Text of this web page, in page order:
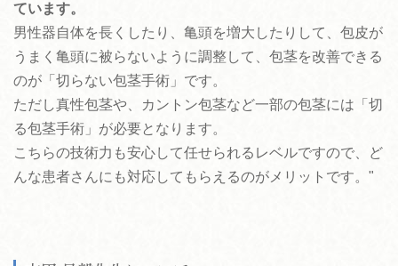
ています。
男性器自体を長くしたり、亀頭を増大したりして、包皮が
うまく亀頭に被らないように調整して、包茎を改善できる
のが「切らない包茎手術」です。
ただし真性包茎や、カントン包茎など一部の包茎には「切
る包茎手術」が必要となります。
こちらの技術力も安心して任せられるレベルですので、ど
んな患者さんにも対応してもらえるのがメリットです。"